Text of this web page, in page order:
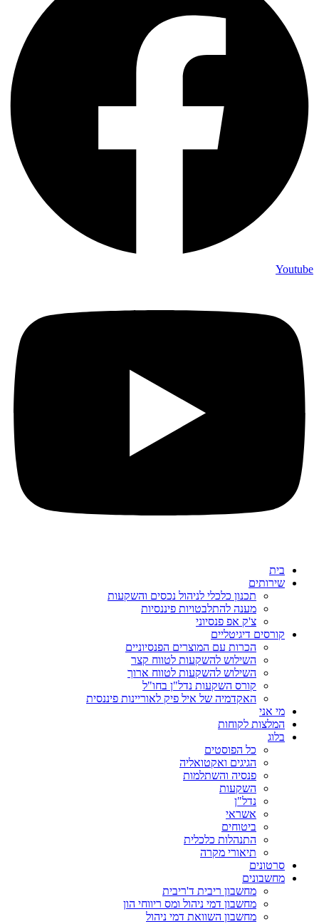
Youtube
בית
שירותים
תכנון כלכלי לניהול נכסים והשקעות
מענה להתלבטויות פיננסיות
צ'ק אפ פנסיוני
קורסים דיגיטליים
הכרות עם המוצרים הפנסיוניים
השילוש להשקעות לטווח קצר
השילוש להשקעות לטווח ארוך
קורס השקעות נדל"ן בחו"ל
האקדמיה של איל פיק לאוריינות פיננסית
מי אני
המלצות לקוחות
בלוג
כל הפוסטים
הגיגים ואקטואליה
פנסיה והשתלמות
השקעות
נדל"ן
אשראי
ביטוחים
התנהלות כלכלית
תיאורי מקרה
סרטונים
מחשבונים
מחשבון ריבית ד'ריבית
מחשבון דמי ניהול ומס ריווחי הון
מחשבון השוואת דמי ניהול